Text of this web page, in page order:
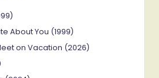
About You (1999)
on Vacation (2026)